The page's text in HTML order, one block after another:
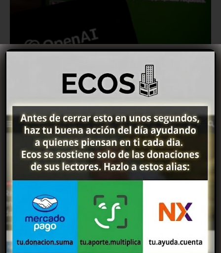
Atención usuarios: ChatGPT implementa mejoras para
la versión gratuita
Sanción que busca poner freno al espectáculo del riesgo
sobre dos ruedas
07/08/2026